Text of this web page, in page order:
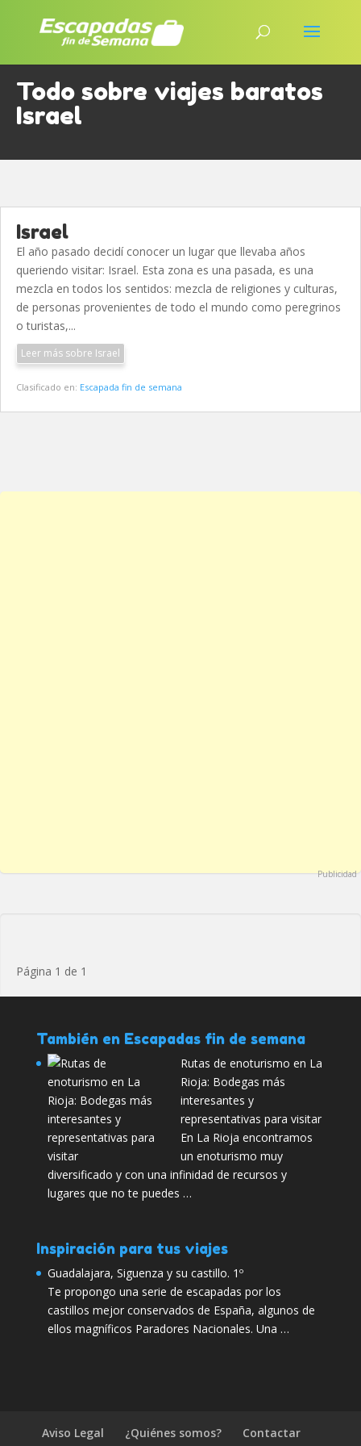
Todo sobre viajes baratos
Israel
Israel
El año pasado decidí conocer un lugar que llevaba años
queriendo visitar: Israel. Esta zona es una pasada, es una
mezcla en todos los sentidos: mezcla de religiones y culturas,
de personas provenientes de todo el mundo como peregrinos
o turistas,...
Leer más sobre Israel
Clasificado en: Escapada fin de semana
Publicidad
Página 1 de 1
También en Escapadas fin de semana
Rutas de enoturismo en La
Rioja: Bodegas más
interesantes y
representativas para visitar
En La Rioja encontramos
un enoturismo muy
diversificado y con una infinidad de recursos y
lugares que no te puedes …
Inspiración para tus viajes
Guadalajara, Siguenza y su castillo. 1º
Te propongo una serie de escapadas por los
castillos mejor conservados de España, algunos de
ellos magníficos Paradores Nacionales. Una …
Aviso Legal ¿Quiénes somos?
Contactar